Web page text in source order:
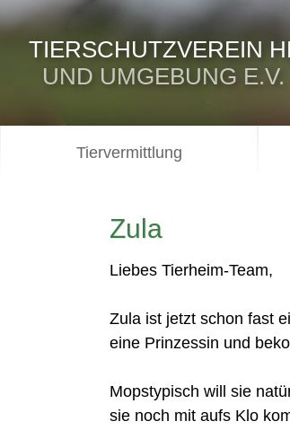
TIERSCHUTZVEREIN
UND UMGEBUNG E.V.
Tiervermittlung
Zula
Liebes Tierheim-Team,
Zula ist jetzt schon fast
eine Prinzessin und
Mopstypisch will sie
sie noch mit aufs Klo